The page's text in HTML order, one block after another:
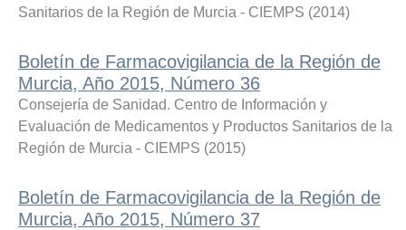
Sanitarios de la Región de Murcia - CIEMPS (2014)
Boletín de Farmacovigilancia de la Región de
Murcia, Año 2015, Número 36
Consejería de Sanidad. Centro de Información y
Evaluación de Medicamentos y Productos Sanitarios de la
Región de Murcia - CIEMPS (2015)
Boletín de Farmacovigilancia de la Región de
Murcia, Año 2015, Número 37